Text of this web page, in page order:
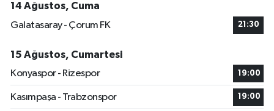
14 Ağustos, Cuma
Galatasaray - Çorum FK
21:30
15 Ağustos, Cumartesi
Konyaspor - Rizespor
19:00
Kasımpaşa - Trabzonspor 19:00